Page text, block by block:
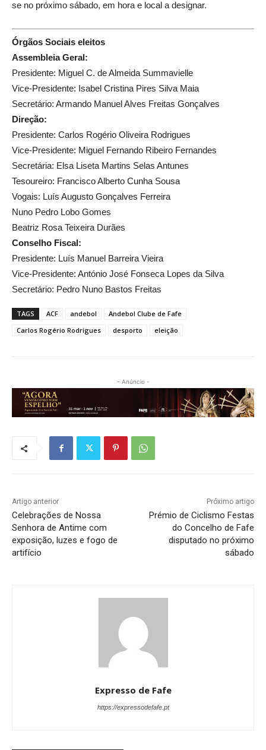
se no próximo sábado, em hora e local a designar.
Órgãos Sociais eleitos
Assembleia Geral:
Presidente: Miguel C. de Almeida Summavielle
Vice-Presidente: Isabel Cristina Pires Silva Maia
Secretário: Armando Manuel Alves Freitas Gonçalves
Direção:
Presidente: Carlos Rogério Oliveira Rodrigues
Vice-Presidente: Miguel Fernando Ribeiro Fernandes
Secretária: Elsa Liseta Martins Selas Antunes
Tesoureiro: Francisco Alberto Cunha Sousa
Vogais: Luís Augusto Gonçalves Ferreira
Nuno Pedro Lobo Gomes
Beatriz Rosa Teixeira Durães
Conselho Fiscal:
Presidente: Luís Manuel Barreira Vieira
Vice-Presidente: António José Fonseca Lopes da Silva
Secretário: Pedro Nuno Bastos Freitas
TAGS ACF andebol
Andebol Clube de Fafe
Carlos Rogério Rodrigues
desporto eleição
- Anúncio -
Artigo anterior
Celebrações de Nossa
Senhora de Antime com
exposição, luzes e fogo de
artifício
Próximo artigo
Prémio de Ciclismo Festas
do Concelho de Fafe
disputado no próximo
sábado
Expresso de Fafe
https://expressodefafe.pt